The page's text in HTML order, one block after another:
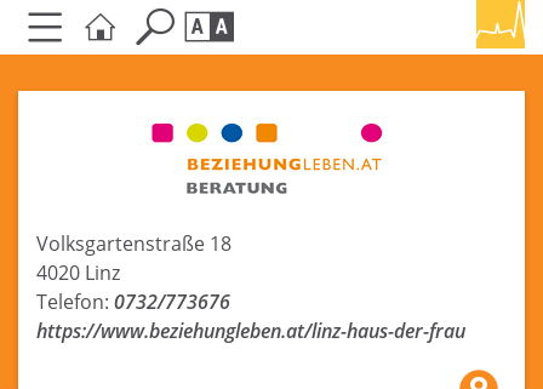
A
Kontrasteinstellungen
A A A A A
Volksgartenstraße 18
4020 Linz
Telefon: 0732/773676
https://www.beziehungleben.at/linz-haus-der-frau